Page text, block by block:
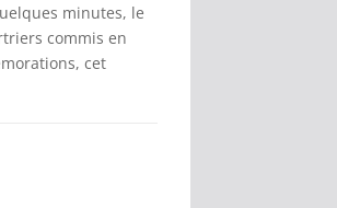
minutes, le
commis en
cet